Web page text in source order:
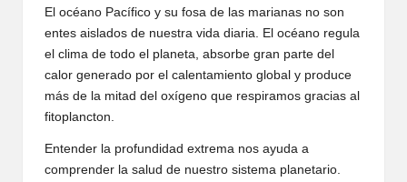
El océano Pacífico y su fosa de las marianas no son
entes aislados de nuestra vida diaria. El océano regula
el clima de todo el planeta, absorbe gran parte del
calor generado por el calentamiento global y produce
más de la mitad del oxígeno que respiramos gracias al
fitoplancton.
Entender la profundidad extrema nos ayuda a
comprender la salud de nuestro sistema planetario.